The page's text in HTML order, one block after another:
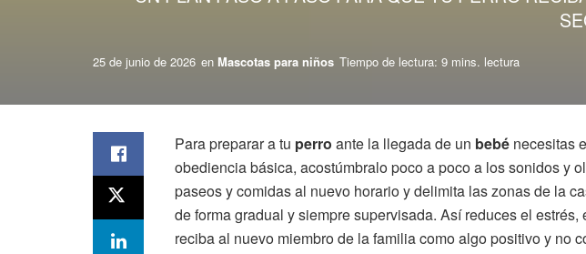
25 de junio de 2026 en Mascotas para niños Tiempo de lectura: 9 mins. lectura
Para preparar a tu perro ante la llegada de un bebé necesitas
obediencia básica, acostúmbralo poco a poco a los sonidos y
paseos y comidas al nuevo horario y delimita las zonas de la
de forma gradual y siempre supervisada. Así reduces el
reciba al nuevo miembro de la familia como algo positivo y no